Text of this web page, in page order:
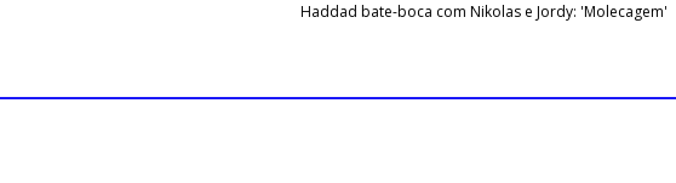
Haddad bate-boca com Nikolas e Jordy: 'Molecagem'